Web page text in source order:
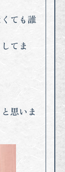
ても誰
てま
思いま